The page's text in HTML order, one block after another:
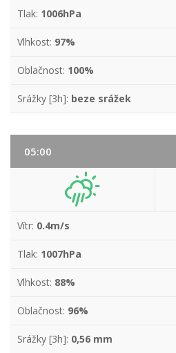
Tlak: 1006hPa
Vlhkost: 97%
Oblačnost: 100%
Srážky [3h]: beze srážek
05:00
Vítr: 0.4m/s
Tlak: 1007hPa
Vlhkost: 88%
Oblačnost: 96%
Srážky [3h]: 0,56 mm